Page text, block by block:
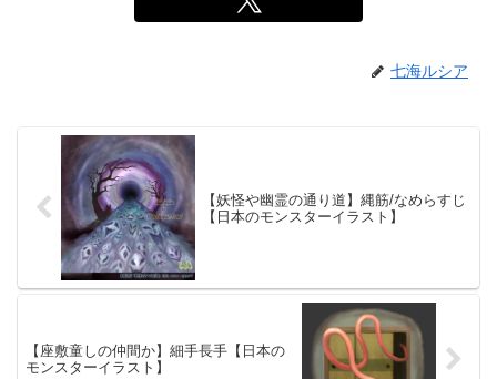
七海ルシア
【妖怪や幽霊の通り道】縄筋/なめらすじ
【日本のモンスターイラスト】
【座敷童しの仲間か】細手長手【日本の
モンスターイラスト】